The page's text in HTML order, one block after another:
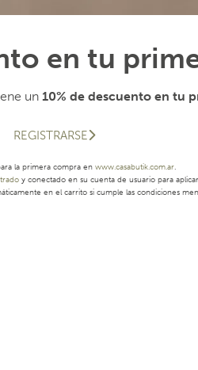
en tu
un 10% de descuento en tu
REGISTRARSE
la primera compra en www.casabutik.com.ar.
y conectado en su cuenta de usuario para
en el carrito si cumple las condiciones